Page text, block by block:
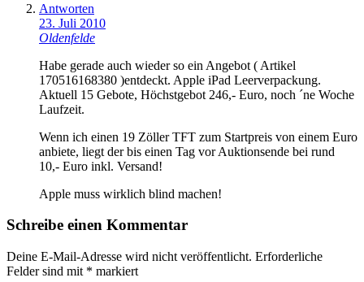
Antworten
23. Juli 2010
Oldenfelde
Habe gerade auch wieder so ein Angebot ( Artikel
170516168380 )entdeckt. Apple iPad Leerverpackung.
Aktuell 15 Gebote, Höchstgebot 246,- Euro, noch ´ne Woche
Laufzeit.
Wenn ich einen 19 Zöller TFT zum Startpreis von einem Euro
anbiete, liegt der bis einen Tag vor Auktionsende bei rund
10,- Euro inkl. Versand!
Apple muss wirklich blind machen!
Schreibe einen Kommentar
Deine E-Mail-Adresse wird nicht veröffentlicht. Erforderliche
Felder sind mit * markiert